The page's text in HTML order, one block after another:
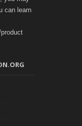
can learn